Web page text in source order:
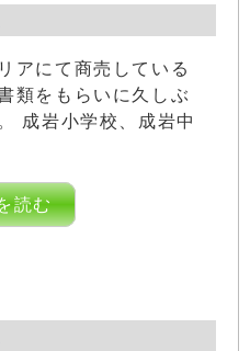
アにて商売している
類をもらいに久しぶ
成岩小学校、成岩中
読む